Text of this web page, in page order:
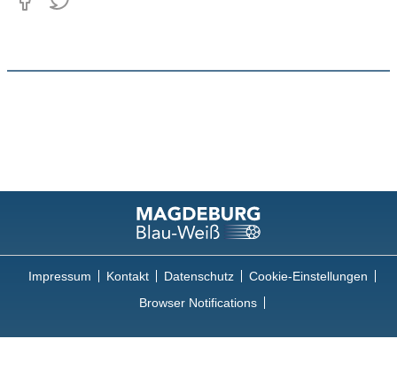
Impressum Kontakt Datenschutz
Cookie-Einstellungen
Browser Notifications